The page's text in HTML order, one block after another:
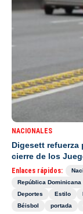
NACIONALES
Digesett
cierre de los
Enlaces rápidos:
República Dominicana
Deportes
Estilo
Béisbol
portada